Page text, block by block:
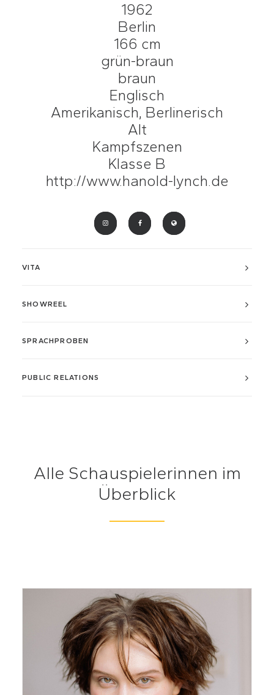
1962
Berlin
166 cm
grün-braun
braun
Englisch
Amerikanisch, Berlinerisch
Alt
Kampfszenen
Klasse B
http://www.hanold-lynch.de
VITA
SHOWREEL
SPRACHPROBEN
PUBLIC RELATIONS
Alle Schauspielerinnen im
Überblick